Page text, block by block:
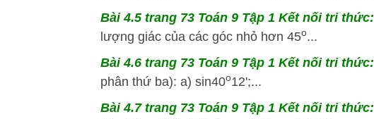
Bài 4.5 trang 73 Toán 9 Tập 1 Kết nối tri thức:
lượng giác của các góc nhỏ hơn 45o...
Bài 4.6 trang 73 Toán 9 Tập 1 Kết nối tri thức:
phân thứ ba): a) sin40o12';...
Bài 4.7 trang 73 Toán 9 Tập 1 Kết nối tri thức: